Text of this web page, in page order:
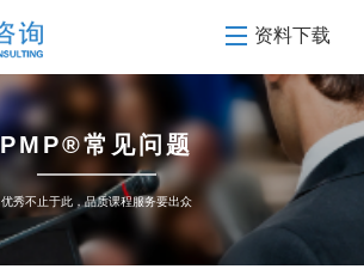
资料下载
PMP®常见问题
优秀不止于此，品质课程服务要出众